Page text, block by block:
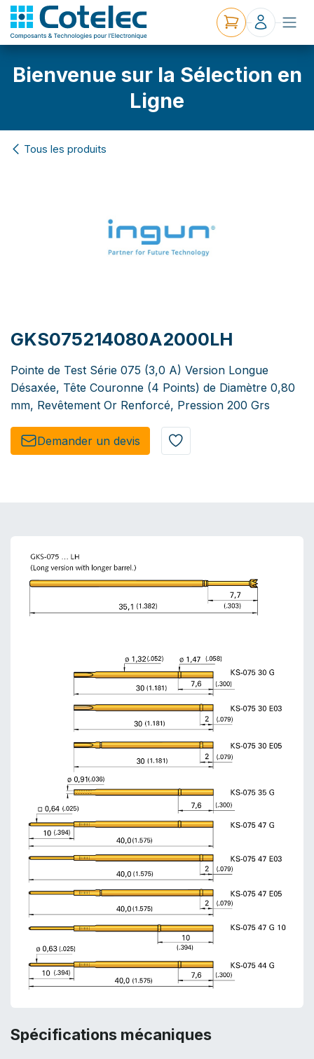
Bienvenue sur la Sélection en
Ligne
Tous les produits
GKS075214080A2000LH
Pointe de Test Série 075 (3,0 A) Version Longue
Désaxée, Tête Couronne (4 Points) de Diamètre 0,80
mm, Revêtement Or Renforcé, Pression 200 Grs
Demander un de​​vis​​
Spécifications mécaniques